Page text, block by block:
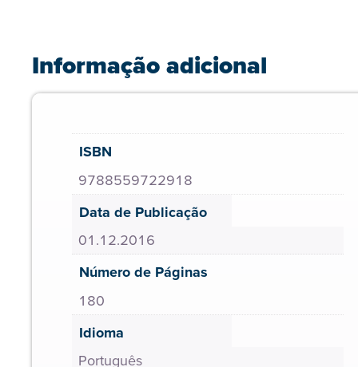
Informação adicional
ISBN
9788559722918
Data de Publicação
01.12.2016
Número de Páginas
180
Idioma
Português